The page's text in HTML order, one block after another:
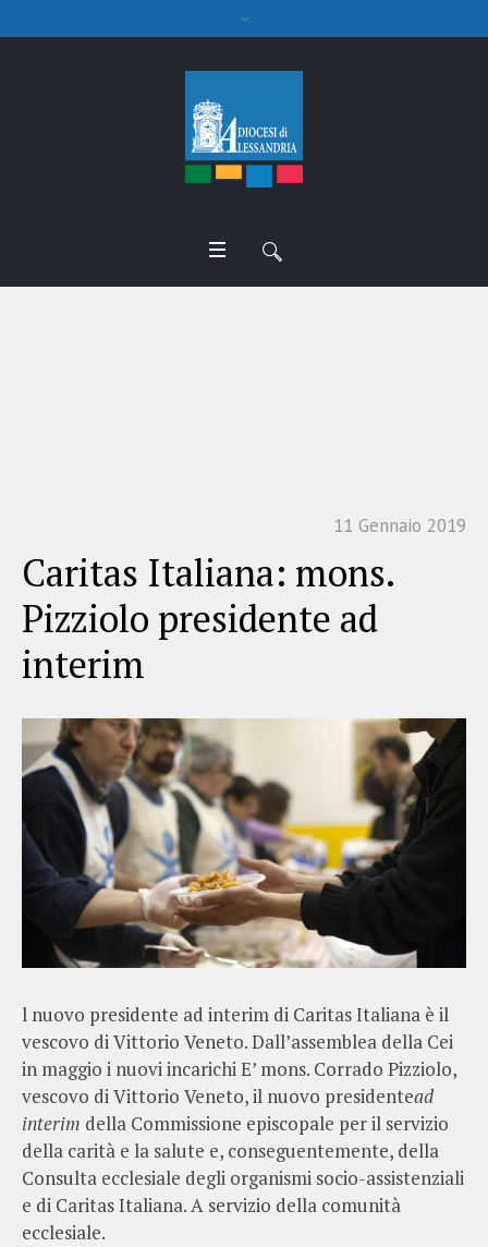
11 Gennaio 2019
Caritas Italiana: mons.
Pizziolo presidente ad
interim
l nuovo presidente ad interim di Caritas Italiana è il
vescovo di Vittorio Veneto. Dall’assemblea della Cei
in maggio i nuovi incarichi E’ mons. Corrado Pizziolo,
vescovo di Vittorio Veneto, il nuovo presidentead
interim della Commissione episcopale per il servizio
della carità e la salute e, conseguentemente, della
Consulta ecclesiale degli organismi socio-assistenziali
e di Caritas Italiana. A servizio della comunità
ecclesiale.